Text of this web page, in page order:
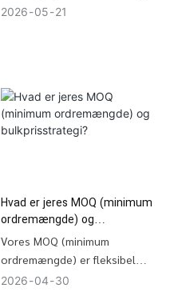
over 30 til 45 dage. Dette
(eller 30+ dage via søfragt). Vi
tilbyder end-to-end
logistikkoordinering -
2026 05 21
Hvad er jeres MOQ (minimum
ordremængde) og
bulkprisstrategi?
Vores MOQ (minimum
ordremængde) er fleksibel
afhængigt af
2026 04 30